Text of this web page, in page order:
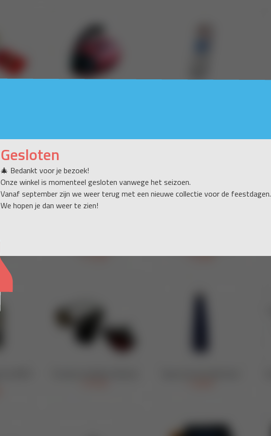
Gesloten
🎄 Bedankt voor je bezoek!
Onze winkel is momenteel gesloten vanwege het seizoen.
Vanaf september zijn we weer terug met een nieuwe collectie voor de feestdagen.
We hopen je dan weer te zien!